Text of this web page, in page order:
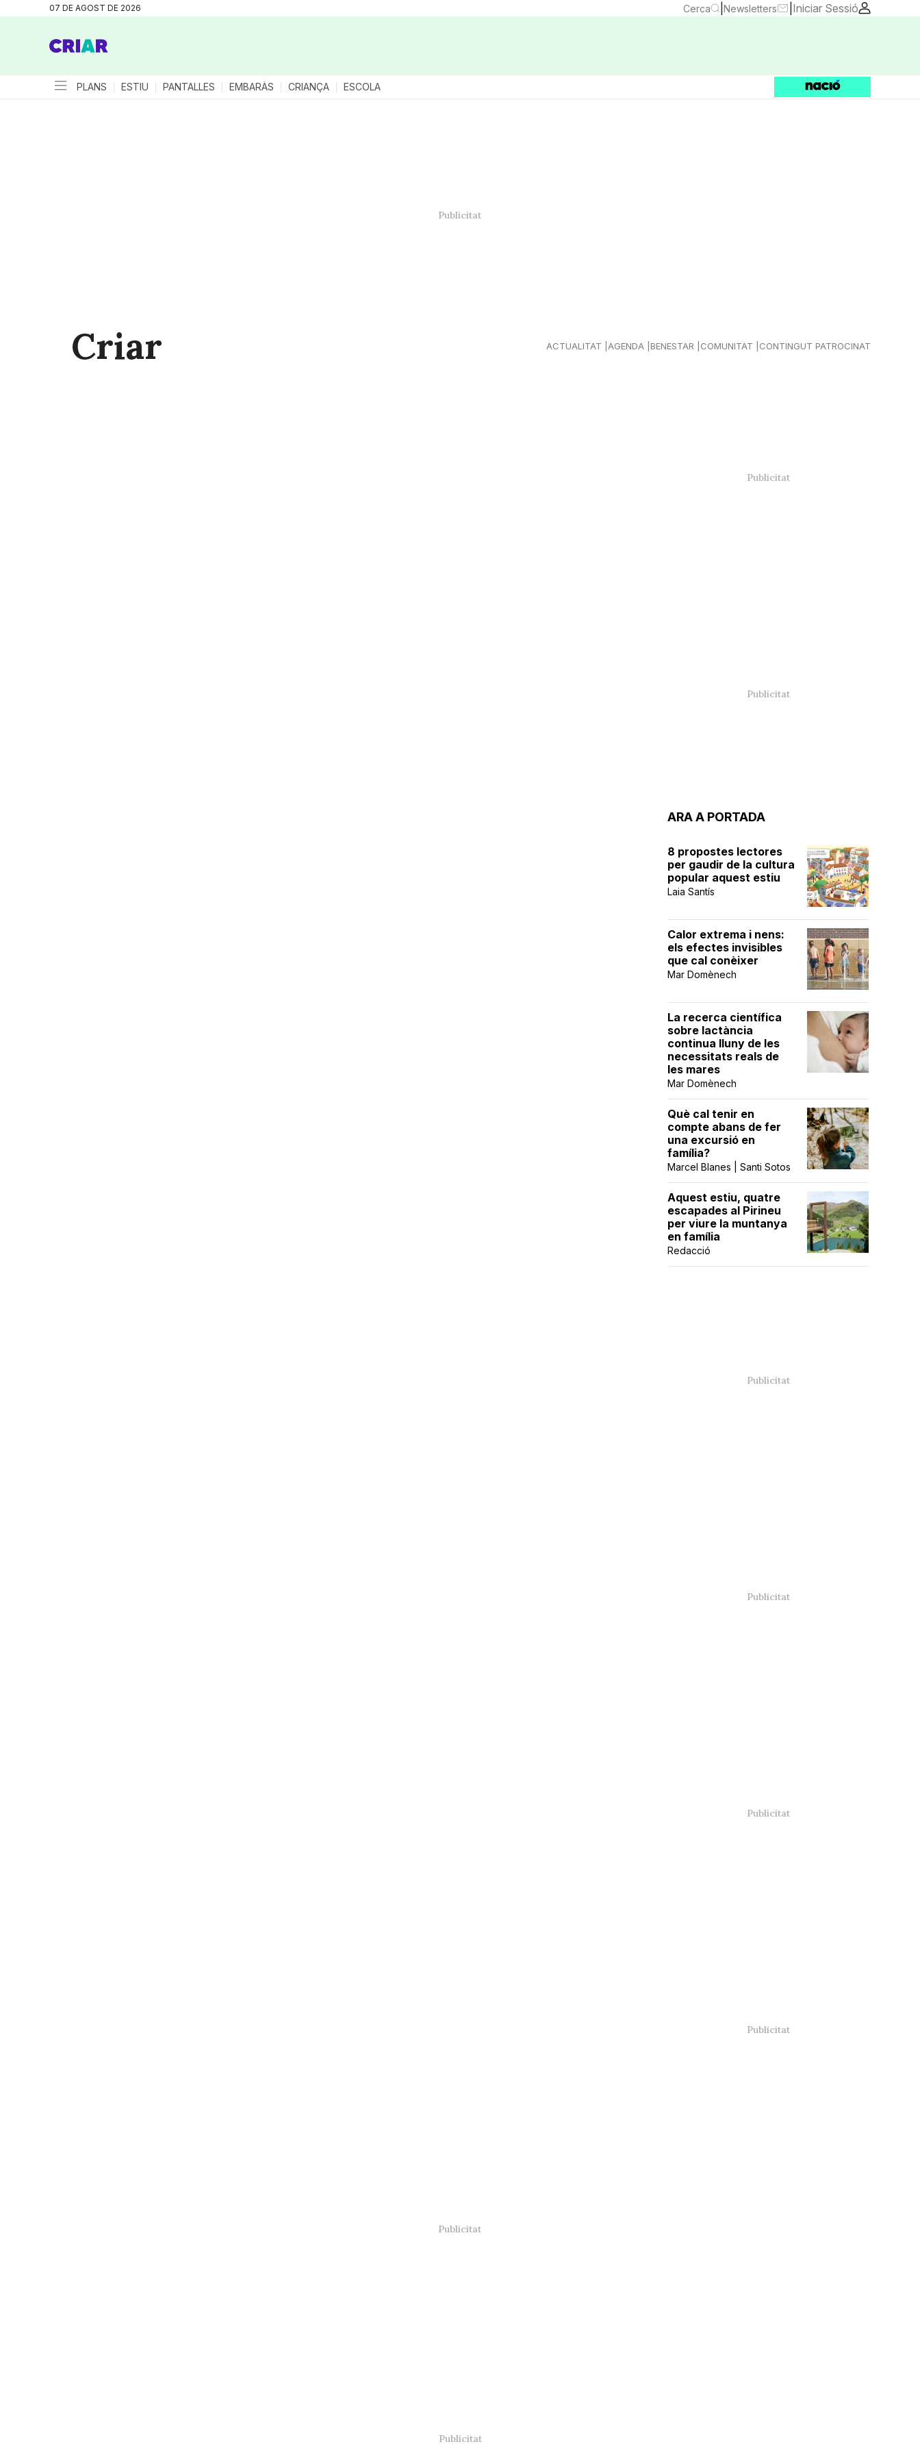
07 DE AGOST DE 2026 Cerca Newsletters Iniciar Sessió
PLANS ESTIU PANTALLES EMBARÀS CRIANÇA ESCOLA
Criar ACTUALITAT AGENDA BENESTAR COMUNITAT CONTINGUT PATROCINAT
ARA A PORTADA
8 propostes lectores
per gaudir de la cultura
popular aquest estiu
Laia Santís
Calor extrema i nens:
els efectes invisibles
que cal conèixer
Mar Domènech
La recerca científica
sobre lactància
continua lluny de les
necessitats reals de
les mares
Mar Domènech
Què cal tenir en
compte abans de fer
una excursió en
família?
Marcel Blanes | Santi Sotos
Aquest estiu, quatre
escapades al Pirineu
per viure la muntanya
en família
Redacció